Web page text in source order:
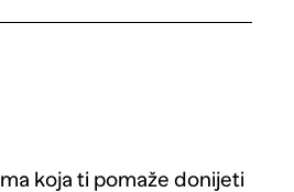
koja ti pomaže donijeti